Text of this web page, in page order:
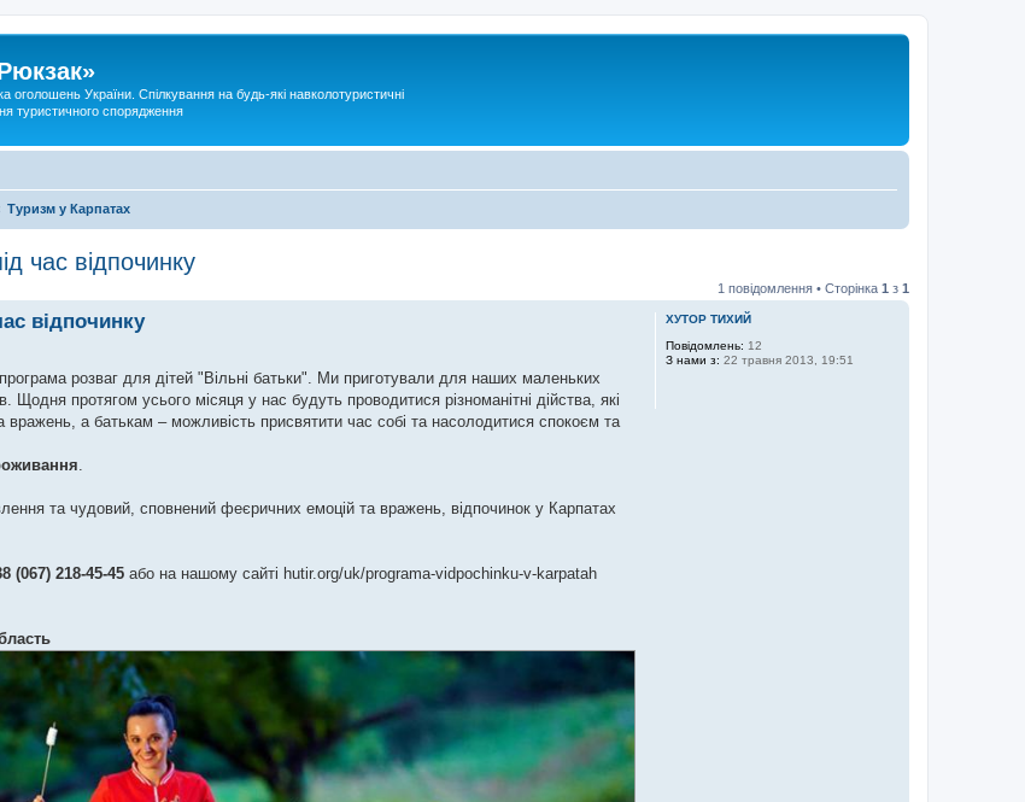
оголошень України. Спілкування на будь-які навколотуристичні
туристичного спорядження
Туризм у Карпатах
час відпочинку
1 повідомлення • Сторінка 1 з 1
ХУТОР ТИХИЙ
Повідомлень: 12
З нами з: 22 травня 2013, 19:51
відпочинку
розваг для дітей "Вільні батьки". Ми приготували для наших маленьких
Щодня протягом усього місяця у нас будуть проводитися різноманітні дійства, які
а батькам – можливість присвятити час собі та насолодитися спокоєм та
та чудовий, сповнений феєричних емоцій та вражень, відпочинок у Карпатах
(067) 218-45-45 або на нашому сайті hutir.org/uk/programa-vidpochinku-v-karpatah